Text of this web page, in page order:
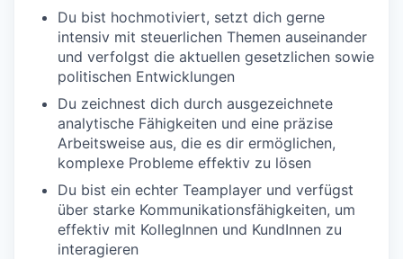
Du bist hochmotiviert, setzt dich gerne
intensiv mit steuerlichen Themen auseinander
und verfolgst die aktuellen gesetzlichen sowie
politischen Entwicklungen
Du zeichnest dich durch ausgezeichnete
analytische Fähigkeiten und eine präzise
Arbeitsweise aus, die es dir ermöglichen,
komplexe Probleme effektiv zu lösen
Du bist ein echter Teamplayer und verfügst
über starke Kommunikationsfähigkeiten, um
effektiv mit KollegInnen und KundInnen zu
interagieren